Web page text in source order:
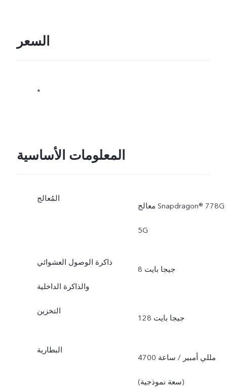
السعر
*
المعلومات الأساسية
المُعالج
معالج ‎Snapdragon® 778G
ذاكرة الوصول العشوائي
والذاكرة الداخلية
8 جيجا بايت
التخزين
128 جيجا بايت
البطارية
4700 مللي أمبير / ساعة
(سعة نموذجية)